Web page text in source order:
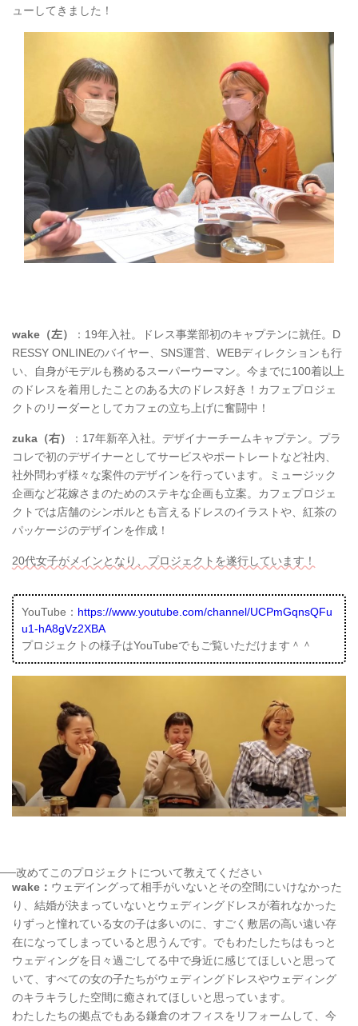
ューしてきました！
wake（左）
：19年入社。ドレス事業部初のキャプテンに就任。D
RESSY ONLINEのバイヤー、SNS運営、WEBディレクションも行
い、自身がモデルも務めるスーパーウーマン。今までに100着以上
のドレスを着用したことのある大のドレス好き！カフェプロジェ
クトのリーダーとしてカフェの立ち上げに奮闘中！
zuka（右）
：17年新卒入社。デザイナーチームキャプテン。プラ
コレで初のデザイナーとしてサービスやポートレートなど社内、
社外問わず様々な案件のデザインを行っています。ミュージック
企画など花嫁さまのためのステキな企画も立案。カフェプロジェ
クトでは店舗のシンボルとも言えるドレスのイラストや、紅茶の
パッケージのデザインを作成！
20代女子がメインとなり、プロジェクトを遂行しています！
YouTube： https://www.youtube.com/channel/UCPmGqnsQFu
u1-hA8gVz2XBA
プロジェクトの様子はYouTubeでもご覧いただけます＾＾
──改めてこのプロジェクトについて教えてください
wake： ウェデイングって相手がいないとその空間にいけなかった
り、結婚が決まっていないとウェディングドレスが着れなかった
りずっと憧れている女の子は多いのに、すごく敷居の高い遠い存
在になってしまっていると思うんです。でもわたしたちはもっと
ウェディングを日々過ごしてる中で身近に感じてほしいと思って
いて、すべての女の子たちがウェディングドレスやウェディング
のキラキラした空間に癒されてほしいと思っています。
わたしたちの拠点でもある鎌倉のオフィスをリフォームして、今